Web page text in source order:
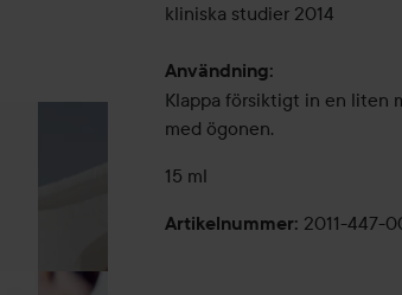
kliniska studier 2014
Användning:
Klappa försiktigt in en liten
med ögonen.
15 ml
Artikelnummer: 2011-447-